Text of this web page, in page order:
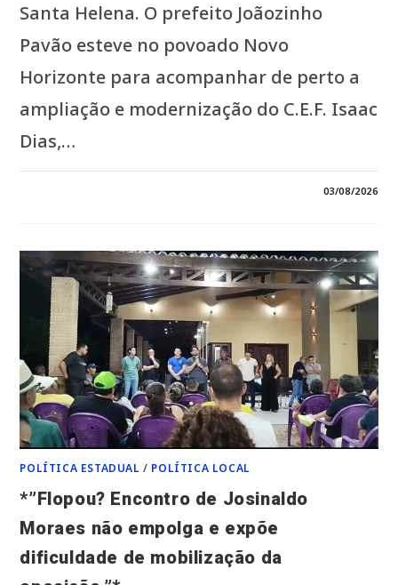
Santa Helena. O prefeito Joãozinho
Pavão esteve no povoado Novo
Horizonte para acompanhar de perto a
ampliação e modernização do C.E.F. Isaac
Dias,…
NO
NOVO
HORIZONTE
E
ACELERA
MODERNIZAÇÃO
DO
C.E.F.
ISAAC
DIAS*
*QUEM
GOVERNA
AO
LADO
DO
POVO
FAZ
AS
ACONTECEREM.
SANTA
HELENA,
FICA
PARA
TRÁS.”*
03/08/2026
POLÍTICA ESTADUAL / POLÍTICA LOCAL
*”Flopou? Encontro de Josinaldo
Moraes não empolga e expõe
dificuldade de mobilização da